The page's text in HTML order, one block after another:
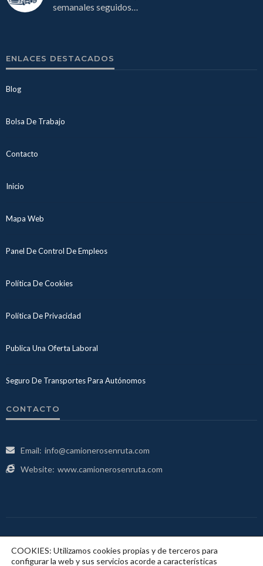
semanales seguidos…
ENLACES DESTACADOS
Blog
Bolsa De Trabajo
Contacto
Inicio
Mapa Web
Panel De Control De Empleos
Política De Cookies
Política De Privacidad
Publica Una Oferta Laboral
Seguro De Transportes Para Autónomos
CONTACTO
Email: info@camionerosenruta.com
Website: www.camionerosenruta.com
COOKIES: Utilizamos cookies propias y de terceros para
configurar la web y sus servicios acorde a características